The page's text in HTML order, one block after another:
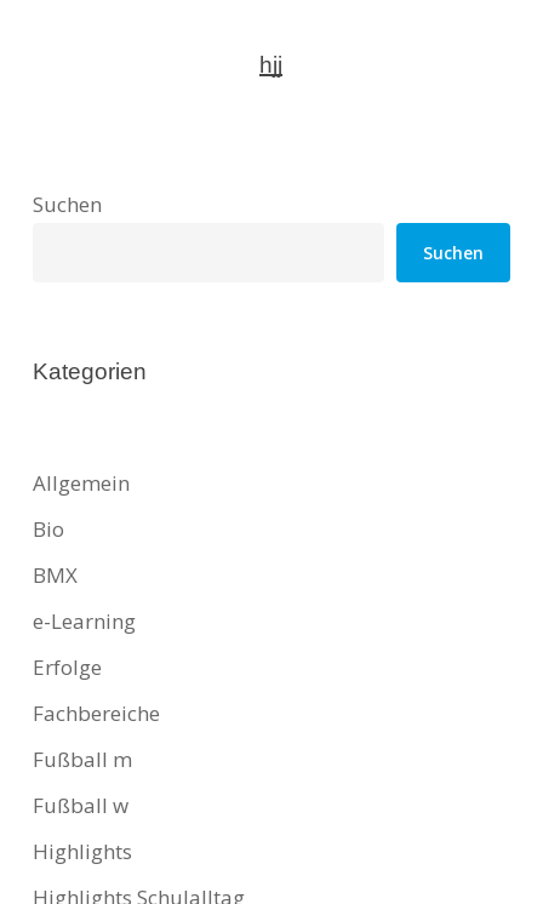
hjj
Suchen
Suchen
Kategorien
Allgemein
Bio
BMX
e-Learning
Erfolge
Fachbereiche
Fußball m
Fußball w
Highlights
Highlights Schulalltag